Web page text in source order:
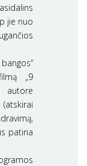
jie nuo
„9
autore
patiria